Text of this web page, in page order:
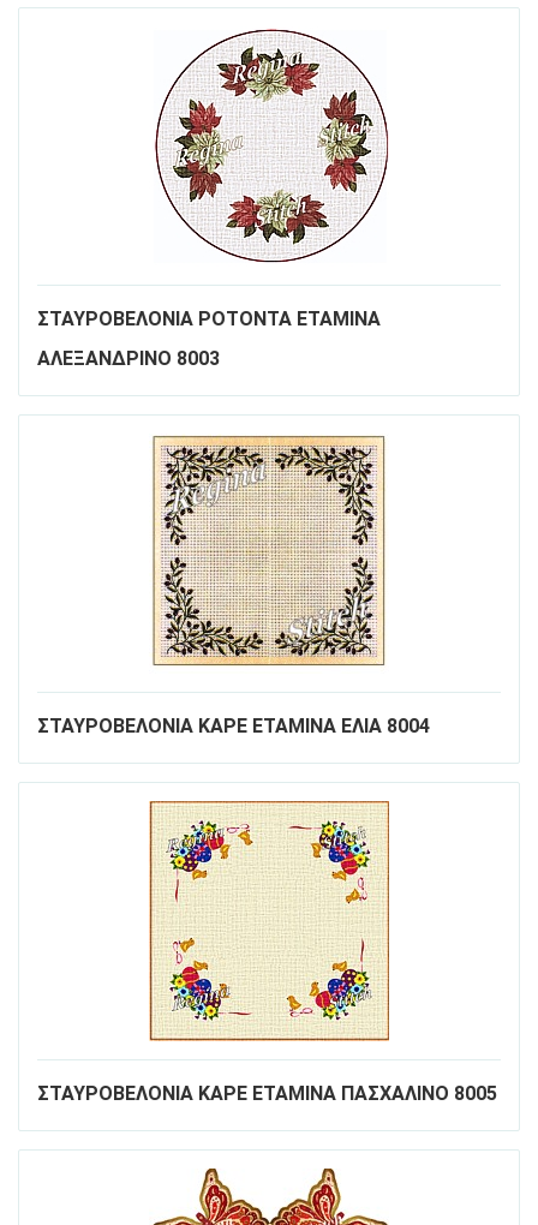
ΣΤΑΥΡΟΒΕΛΟΝΙΑ ΡΟΤΟΝΤΑ ΕΤΑΜΙΝΑ
ΑΛΕΞΑΝΔΡΙΝΟ 8003
ΣΤΑΥΡΟΒΕΛΟΝΙΑ ΚΑΡΕ ΕΤΑΜΙΝΑ ΕΛΙΑ 8004
ΣΤΑΥΡΟΒΕΛΟΝΙΑ ΚΑΡΕ ΕΤΑΜΙΝΑ ΠΑΣΧΑΛΙΝΟ 8005